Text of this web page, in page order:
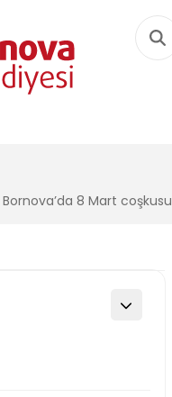
Bornova’da 8 Mart coşkusu